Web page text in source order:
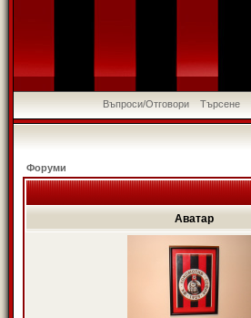
Въпроси/Отговори Търсене
Форуми
Аватар